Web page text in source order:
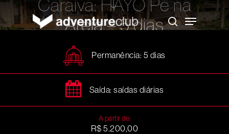
Skip
main
content
search
Menu
Caraíva: HAYÔ Pé na
Areia – 5 dias
Permanência: 5 dias
Saída: saídas diárias
A partir de:
R$ 5.200,00